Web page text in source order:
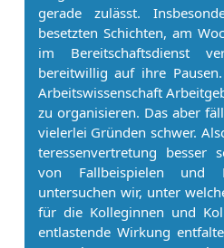
gerade zulässt.
besetzten Schichten, am
im Bereitschaftsdienst
bereitwillig auf ihre
Ar­beitswissenschaft
zu organisieren. Das aber
vielerlei Gründen schwer.
ter­es­sen­ver­tre­tung besser
von Fallbeispielen und
untersuchen wir, unter
für die Kolleginnen und
entlastende Wirkung